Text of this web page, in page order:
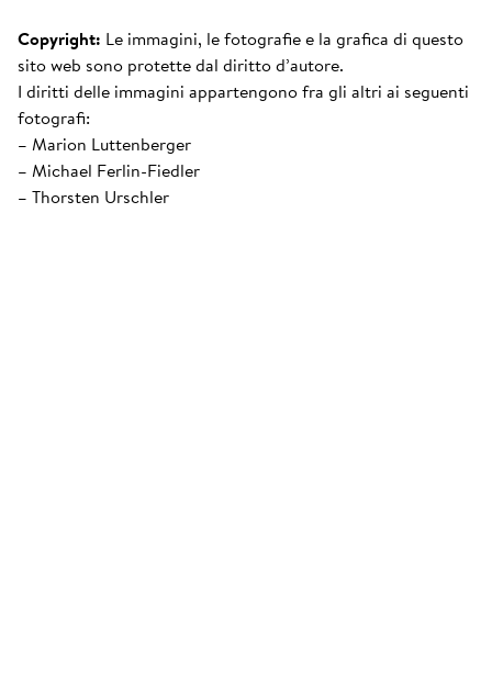
Copyright: Le immagini, le fotografie e la grafica di questo
sito web sono protette dal diritto d’autore.
I diritti delle immagini appartengono fra gli altri ai seguenti
fotografi:
– Marion Luttenberger
– Michael Ferlin-Fiedler
– Thorsten Urschler